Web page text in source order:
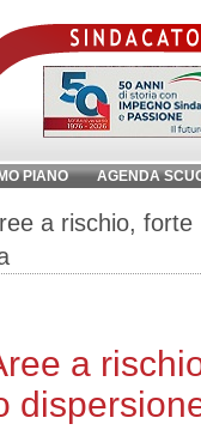
PIANO AGENDA
a rischio,
a